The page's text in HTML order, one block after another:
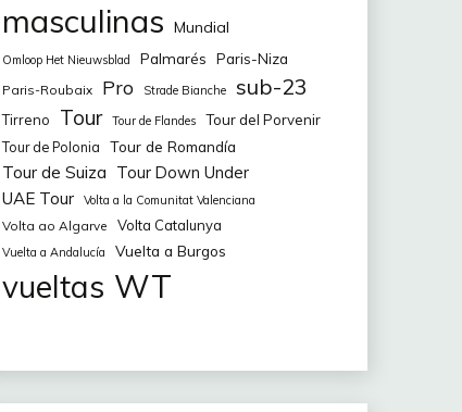
masculinas Mundial
Omloop Het Nieuwsblad Palmarés Paris-Niza
Paris-Roubaix Pro Strade Bianche sub-23
Tirreno Tour Tour de Flandes Tour del Porvenir
Tour de Polonia Tour de Romandía
Tour de Suiza Tour Down Under
UAE Tour
Volta a la Comunitat Valenciana
Volta ao Algarve Volta Catalunya
Vuelta a Andalucía Vuelta a Burgos
vueltas WT